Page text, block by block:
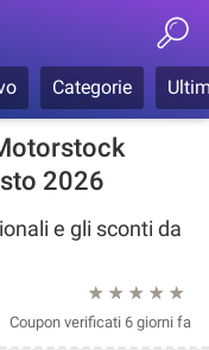
Categorie
2026
e gli sconti da
★
★
★
★
★
Coupon verificati 6 giorni fa